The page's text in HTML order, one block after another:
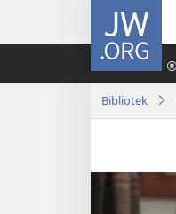
JW.ORG
Bibliotek